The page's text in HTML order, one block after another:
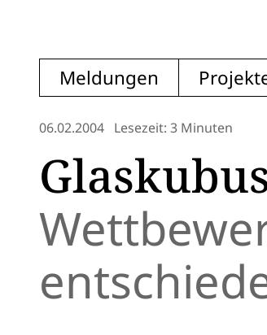
Meldungen
06.02.2004 Lesezeit: 3 Minuten